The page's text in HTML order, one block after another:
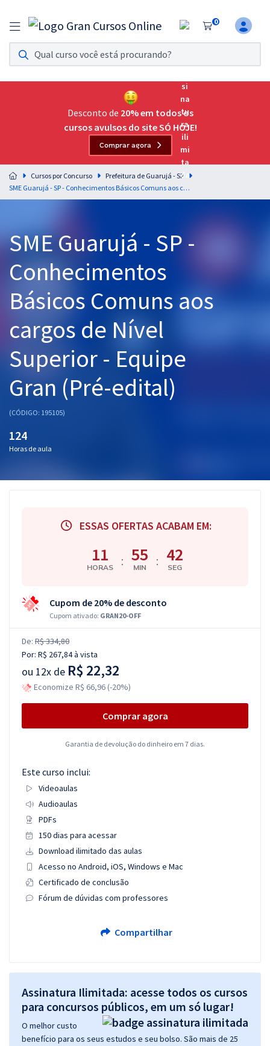
0
Assinatura Ilimitada 11
Acesso a todos os cursos. Teste grátis por 7 dias!
Assinatura OAB Até Passar
Acesso ilimitado a toda preparação para o Exame da
Residências Multiprofissionais
Preparação completa e intensiva para as principais
residências em saúde do Brasil
Assinatura Ilimitada
Pós
Graduação
OAB
Mentorias
Questões grátis
Conteúdo gratuito
Blog
Desconto de 20% em todos os
cursos avulsos do site SÓ HOJE!
Comprar agora
Cursos por Concurso
Prefeitura de Guarujá - SP
SME Guarujá - SP - Conhecimentos Básicos Comuns aos cargos de Nível Superior - Equipe Gran (Pré-edital)
SME Guarujá - SP -
Conhecimentos
Básicos Comuns aos
cargos de Nível
Superior - Equipe
Gran (Pré-edital)
(CÓDIGO: 195105)
124
Horas de aula
ESSAS OFERTAS ACABAM EM:
11
HORAS : 55
MIN : 41
SEG
Cupom de 20% de desconto
Cupom ativado: GRAN20-OFF
De: R$ 334,80
Por: R$ 267,84à vista
ou 12x de R$ 22,32
Economize R$ 66,96 (-20%)
Comprar agora
Garantia de devolução do dinheiro em 7 dias.
Este curso inclui:
Videoaulas
Audioaulas
PDFs
150 dias para acessar
Download ilimitado das aulas
Acesso no Android, iOS, Windows e Mac
Certificado de conclusão
Fórum de dúvidas com professores
Compartilhar
Assinatura Ilimitada: acesse todos os cursos
para concursos públicos, em um só lugar!
O melhor custo
benefício para os seus estudos e seu bolso. São mais de 25